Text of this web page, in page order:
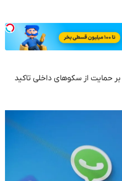
از سکوهای داخلی تاکید